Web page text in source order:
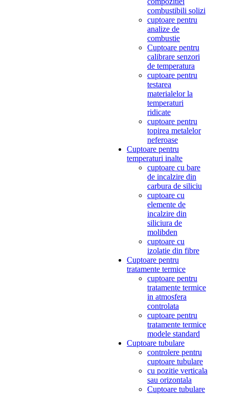
combustibili solizi
cuptoare pentru
analize de
combustie
Cuptoare pentru
calibrare senzori
de temperatura
cuptoare pentru
testarea
materialelor la
temperaturi
ridicate
cuptoare pentru
topirea metalelor
neferoase
Cuptoare pentru
temperaturi inalte
cuptoare cu bare
de incalzire din
carbura de siliciu
cuptoare cu
elemente de
incalzire din
siliciura de
molibden
cuptoare cu
izolatie din fibre
Cuptoare pentru
tratamente termice
cuptoare pentru
tratamente termice
in atmosfera
controlata
cuptoare pentru
tratamente termice
modele standard
Cuptoare tubulare
controlere pentru
cuptoare tubulare
cu pozitie verticala
sau orizontala
Cuptoare tubulare